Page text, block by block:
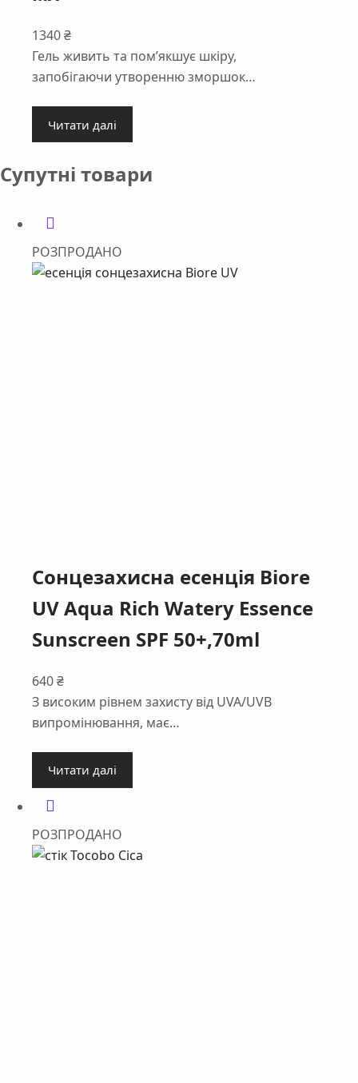
1340₴
Гель живить та пом’якшує шкіру,
запобігаючи утворенню зморшок…
Читати далі
Супутні товари
РОЗПРОДАНО
Сонцезахисна есенція Biore
UV Aqua Rich Watery Essence
Sunscreen SPF 50+,70ml
640₴
З високим рівнем захисту від UVA/UVB
випромінювання, має…
Читати далі
РОЗПРОДАНО